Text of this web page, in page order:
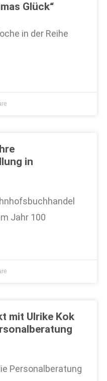
Glück“
in der Reihe
in
Jahr 100
mit Ulrike Kok
Personalberatung